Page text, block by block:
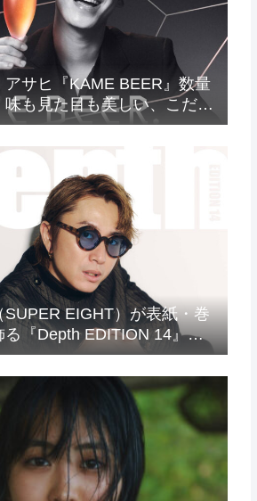
アサヒ『KAME BEER』数量
味も見た目も美しい、こだわ
がついに完成
SUPER EIGHT）が表紙・巻
る『Depth EDITION 14』が